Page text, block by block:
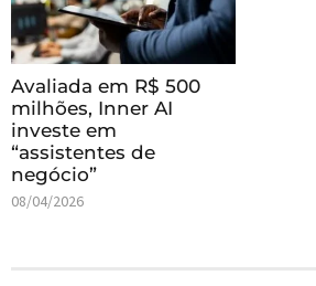
Avaliada em R$ 500
milhões, Inner AI
investe em
“assistentes de
negócio”
08/04/2026